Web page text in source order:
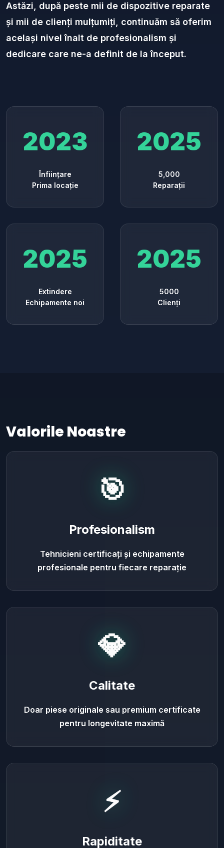
Astăzi, după peste mii de dispozitive reparate
și mii de clienți mulțumiți, continuăm să oferim
același nivel înalt de profesionalism și
dedicare care ne-a definit de la început.
2023
Înființare
Prima locație
2025
5,000
Reparații
2025
Extindere
Echipamente noi
2025
5000
Clienți
Valorile Noastre
🎯
Profesionalism
Tehnicieni certificați și echipamente
profesionale pentru fiecare reparație
💎
Calitate
Doar piese originale sau premium certificate
pentru longevitate maximă
⚡
Rapiditate